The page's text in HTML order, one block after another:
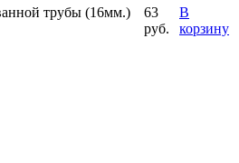
трубы (16мм.)
63
руб.
В
корзину